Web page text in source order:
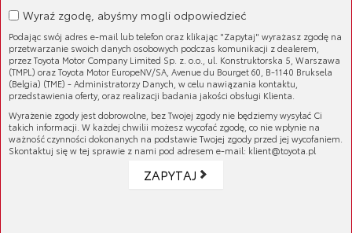
Guma stabilizatora
Cena brutto:143,39 zł
Cena netto:116,58 zł
Wyraź zgodę, abyśmy mogli odpowiedzieć
Podając swój adres e-mail lub telefon oraz klikając "Zapytaj" wyrażasz zgodę na
przetwarzanie swoich danych osobowych podczas komunikacji z dealerem,
przez Toyota Motor Company Limited Sp. z. o.o., ul. Konstruktorska 5, Warszawa
(TMPL) oraz Toyota Motor EuropeNV/SA, Avenue du Bourget 60, B-1140 Bruksela
(Belgia) (TME) - Administratorzy Danych, w celu nawiązania kontaktu,
przedstawienia oferty, oraz realizacji badania jakości obsługi Klienta.
Wyrażenie zgody jest dobrowolne, bez Twojej zgody nie będziemy wysyłać Ci
takich informacji. W każdej chwilii możesz wycofać zgodę, co nie wpłynie na
ważność czynności dokonanych na podstawie Twojej zgody przed jej wycofaniem.
Skontaktuj się w tej sprawie z nami pod adresem e-mail: klient@toyota.pl
ZAPYTAJ